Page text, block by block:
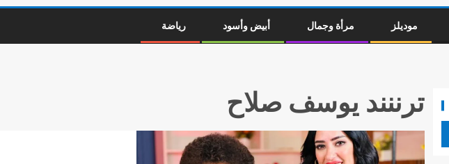
موديلز مرأة وجمال أبيض وأسود رياضة
ترننند يوسف صلاح